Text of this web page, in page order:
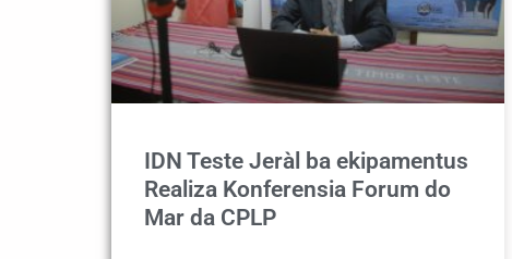
IDN Teste Jeràl ba ekipamentus
Realiza Konferensia Forum do
Mar da CPLP